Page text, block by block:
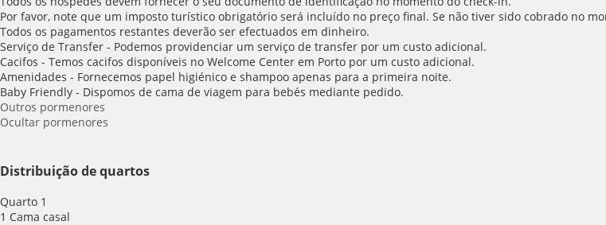
Por favor, note que um imposto turístico obrigatório será incluído no preço final. Se não tiver sido cobrado no
Todos os pagamentos restantes deverão ser efectuados em dinheiro.
Serviço de Transfer - Podemos providenciar um serviço de transfer por um custo adicional.
Cacifos - Temos cacifos disponíveis no Welcome Center em Porto por um custo adicional.
Amenidades - Fornecemos papel higiénico e shampoo apenas para a primeira noite.
Baby Friendly - Dispomos de cama de viagem para bebés mediante pedido.
Outros pormenores
Ocultar pormenores
Distribuição de quartos
Quarto 1
1 Cama casal